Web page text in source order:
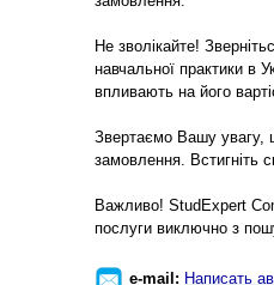
Не зволікайте!
навчальної практики в
впливають на його
Звертаємо Вашу увагу,
замовлення. Встигніть
Важливо! StudExpert
послуги виключно з
e-mail: Написать